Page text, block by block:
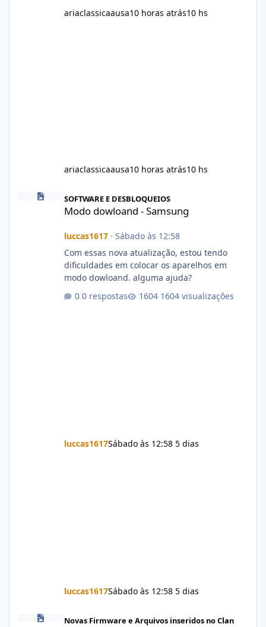
ariaclassicaausa10 horas atrás10 hs
ariaclassicaausa10 horas atrás10 hs
Modo dowloand - Samsung
SOFTWARE E DESBLOQUEIOS
Modo dowloand - Samsung
luccas1617· Sábado às 12:58
Com essas nova atualização, estou tendo
dificuldades em colocar os aparelhos em
modo dowloand. alguma ajuda?
0 respostas
1604 visualizações
luccas1617Sábado às 12:58 5 dias
luccas1617Sábado às 12:58 5 dias
Firmware Jovi Y19s
Novas Firmware e Arquivos inseridos no Clan